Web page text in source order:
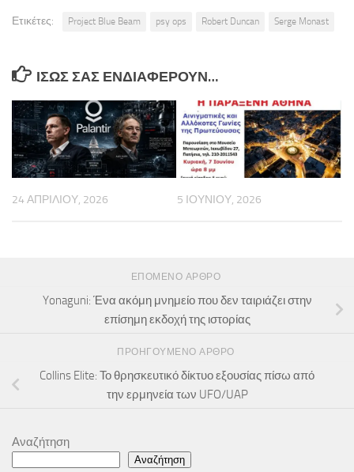
Ετικέτες: Project Blue Beam psy ops Robert Duncan Serge Monast
ΊΣΩΣ ΣΑΣ ΕΝΔΙΑΦΈΡΟΥΝ…
24 ΑΠΡΙΛΊΟΥ, 2026 5 ΙΟΥΝΊΟΥ, 2026
ΕΠΌΜΕΝΟ ΆΡΘΡΟ
Yonaguni: Ένα ακόμη μνημείο που δεν ταιριάζει στην
επίσημη εκδοχή της ιστορίας
ΠΡΟΗΓΟΎΜΕΝΟ ΆΡΘΡΟ
Collins Elite: Το θρησκευτικό δίκτυο εξουσίας πίσω από
την ερμηνεία των UFO/UAP
Αναζήτηση
Αναζήτηση